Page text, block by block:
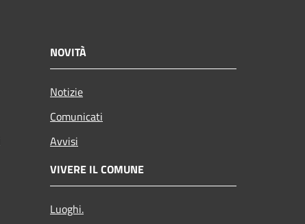
NOVITÀ
Notizie
Comunicati
Avvisi
VIVERE IL COMUNE
Luoghi.